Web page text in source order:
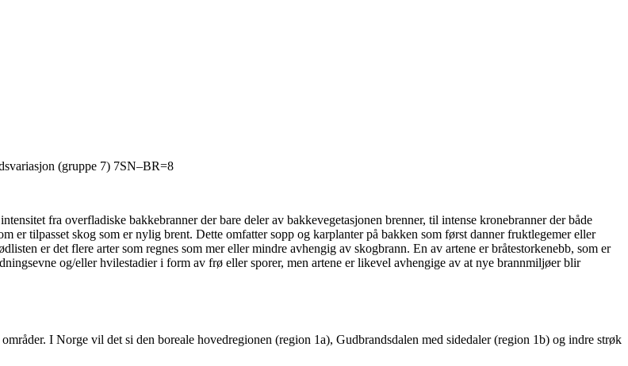
(gruppe 7) 7SN–BR=8
fra overfladiske bakkebranner der bare deler av bakkevegetasjonen brenner, til intense kronebranner der både
er tilpasset skog som er nylig brent. Dette omfatter sopp og karplanter på bakken som først danner fruktlegemer eller
er det flere arter som regnes som mer eller mindre avhengig av skogbrann. En av artene er bråtestorkenebb, som er
og/eller hvilestadier i form av frø eller sporer, men artene er likevel avhengige av at nye brannmiljøer blir
I Norge vil det si den boreale hovedregionen (region 1a), Gudbrandsdalen med sidedaler (region 1b) og indre strøk